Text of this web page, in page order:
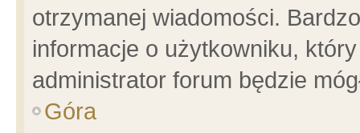
otrzymanej wiadomości.
informacje o użytkowniku,
administrator forum będzie
Góra